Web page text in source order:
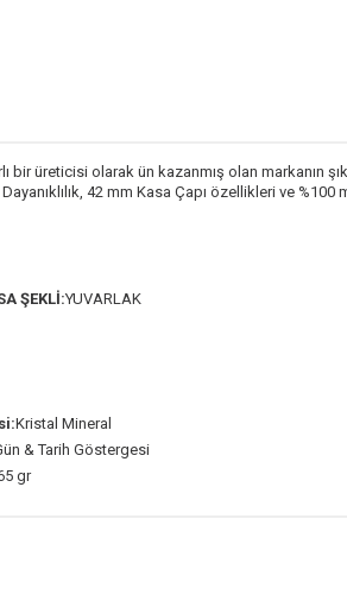
üreticisi olarak ün kazanmış olan markanın şık
42 mm Kasa Çapı özellikleri ve %100
ŞEKLİ:YUVARLAK
Kristal Mineral
& Tarih Göstergesi
gr